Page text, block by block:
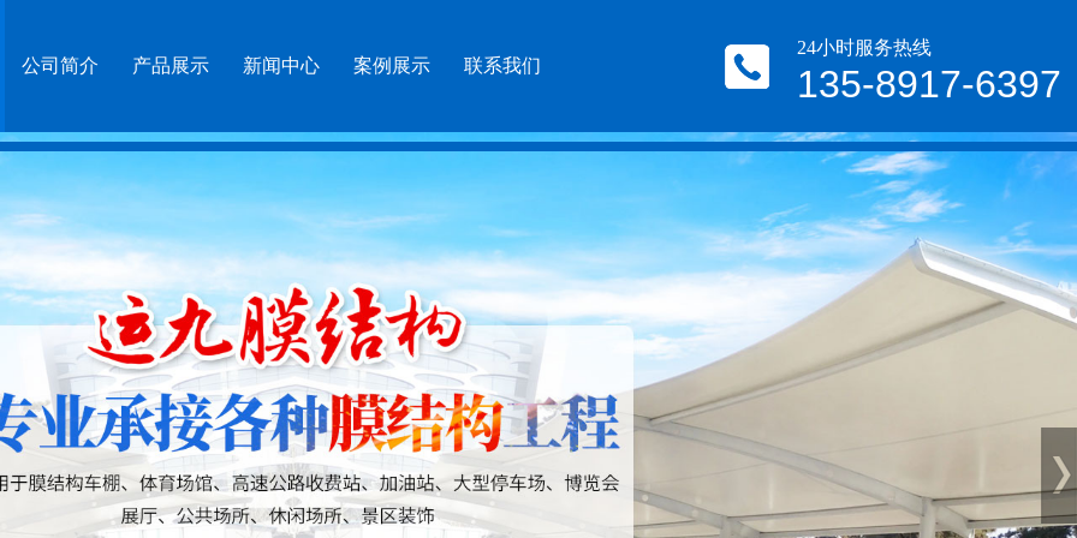
公司简介 产品展示 新闻中心 案例展示 联系我们
24小时服务热线
135-8917-6397